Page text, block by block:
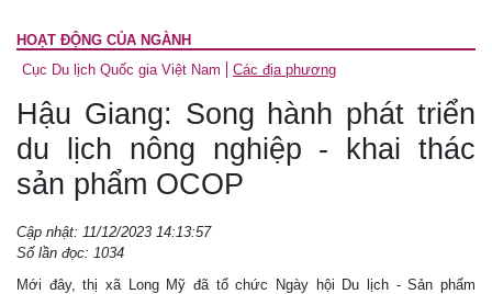
HOẠT ĐỘNG CỦA NGÀNH
Cục Du lịch Quốc gia Việt Nam
Các địa phương
Hậu Giang: Song hành phát triển
du lịch nông nghiệp - khai thác
sản phẩm OCOP
Cập nhật: 11/12/2023 14:13:57
Số lần đọc: 1034
Mới đây, thị xã Long Mỹ đã tổ chức Ngày hội Du lịch - Sản phẩm